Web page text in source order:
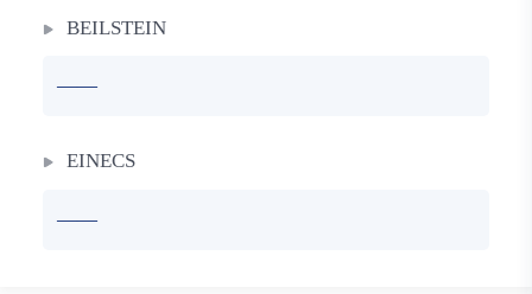
BEILSTEIN
——
EINECS
——